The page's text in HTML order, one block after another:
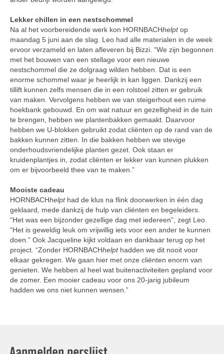
Lekker chillen in een nestschommel
Na al het voorbereidende werk kon HORNBACHhelptop
maandag 5 juni aan de slag. Leo had alle materialen in de week
ervoor verzameld en laten afleveren bij Bizzi. “We zijn begonnen
met het bouwen van een stellage voor een nieuwe
nestschommel die ze dolgraag wilden hebben. Dat is een
enorme schommel waar je heerlijk in kan liggen. Dankzij een
tillift kunnen zelfs mensen die in een rolstoel zitten er gebruik
van maken. Vervolgens hebben we van steigerhout een ruime
hoekbank gebouwd. En om wat natuur en gezelligheid in de tuin
te brengen, hebben we plantenbakken gemaakt. Daarvoor
hebben we U-blokken gebruikt zodat cliënten op de rand van de
bakken kunnen zitten. In die bakken hebben we stevige
onderhoudsvriendelijke planten gezet. Ook staan er
kruidenplantjes in, zodat cliënten er lekker van kunnen plukken
om er bijvoorbeeld thee van te maken.”
Mooiste cadeau
HORNBACHhelpthad de klus na flink doorwerken in één dag
geklaard, mede dankzij de hulp van cliënten en begeleiders.
“Het was een bijzonder gezellige dag met iedereen”, zegt Leo.
“Het is geweldig leuk om vrijwillig iets voor een ander te kunnen
doen.” Ook Jacqueline kijkt voldaan en dankbaar terug op het
project. “Zonder HORNBACHhelpthadden we dit nooit voor
elkaar gekregen. We gaan hier met onze cliënten enorm van
genieten. We hebben al heel wat buitenactiviteiten gepland voor
de zomer. Een mooier cadeau voor ons 20-jarig jubileum
hadden we ons niet kunnen wensen.”